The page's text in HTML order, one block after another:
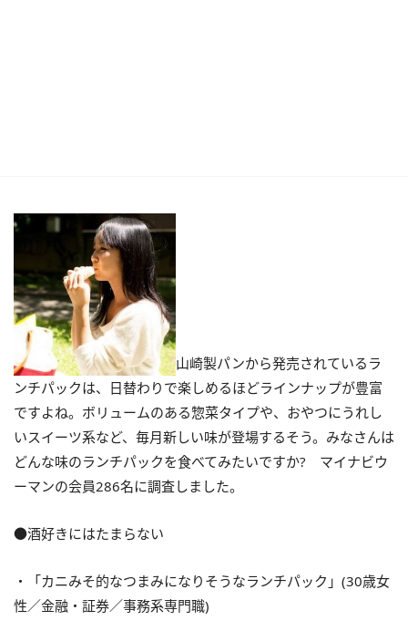
山崎製パンから発売されているラ
ンチパックは、日替わりで楽しめるほどラインナップが豊富
ですよね。ボリュームのある惣菜タイプや、おやつにうれし
いスイーツ系など、毎月新しい味が登場するそう。みなさんは
どんな味のランチパックを食べてみたいですか? マイナビウ
ーマンの会員286名に調査しました。
●酒好きにはたまらない
・「カニみそ的なつまみになりそうなランチパック」(30歳女
性／金融・証券／事務系専門職)